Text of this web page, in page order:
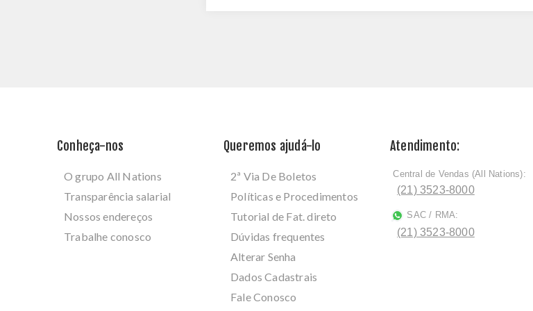
Conheça-nos
O grupo All Nations
Transparência salarial
Nossos endereços
Trabalhe conosco
Queremos ajudá-lo
2ª Via De Boletos
Políticas e Procedimentos
Tutorial de Fat. direto
Dúvidas frequentes
Alterar Senha
Dados Cadastrais
Fale Conosco
Atendimento:
ﾠCentral de Vendas (All Nations):
(21) 3523-8000
SAC / RMA:
(21) 3523-8000